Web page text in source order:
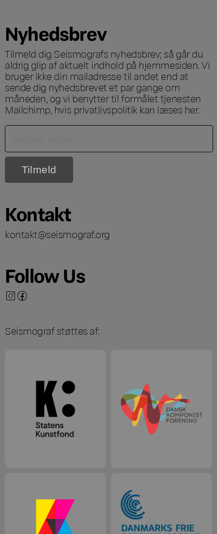
Nyhedsbrev
Tilmeld dig Seismografs nyhedsbrev; så går du
aldrig glip af aktuelt indhold på hjemmesiden. Vi
bruger ikke din mailadresse til andet end at
sende dig nyhedsbrevet et par gange om
måneden, og vi benytter til formålet tjenesten
Mailchimp, hvis privatlivspolitik kan læses her.
Kontakt
kontakt@seismograf.org
Follow Us
Seismograf støttes af: